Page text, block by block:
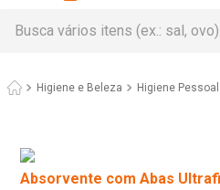
Higiene e Beleza Higiene Pessoal
Absorvente com Abas